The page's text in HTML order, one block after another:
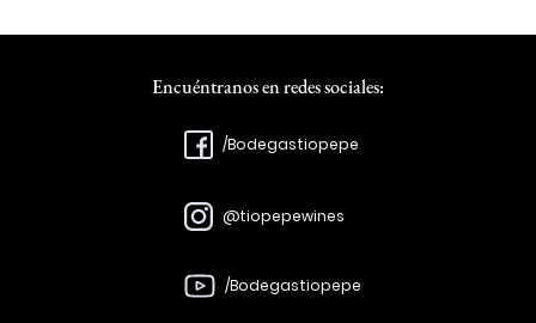
Encuéntranos en redes sociales:
/Bodegastiopepe
@tiopepewines
/Bodegastiopepe